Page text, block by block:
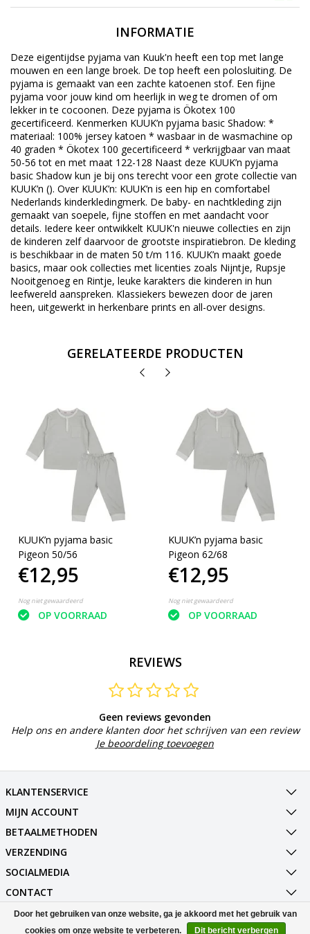
INFORMATIE
Deze eigentijdse pyjama van Kuuk'n heeft een top met lange
mouwen en een lange broek. De top heeft een polosluiting. De
pyjama is gemaakt van een zachte katoenen stof. Een fijne
pyjama voor jouw kind om heerlijk in weg te dromen of om
lekker in te cocoonen. Deze pyjama is Ökotex 100
gecertificeerd. Kenmerken KUUK’n pyjama basic Shadow: *
materiaal: 100% jersey katoen * wasbaar in de wasmachine op
40 graden * Ökotex 100 gecertificeerd * verkrijgbaar van maat
50-56 tot en met maat 122-128 Naast deze KUUK’n pyjama
basic Shadow kun je bij ons terecht voor een grote collectie van
KUUK’n (). Over KUUK’n: KUUK’n is een hip en comfortabel
Nederlands kinderkledingmerk. De baby- en nachtkleding zijn
gemaakt van soepele, fijne stoffen en met aandacht voor
details. Iedere keer ontwikkelt KUUK'n nieuwe collecties en zijn
de kinderen zelf daarvoor de grootste inspiratiebron. De kleding
is beschikbaar in de maten 50 t/m 116. KUUK’n maakt goede
basics, maar ook collecties met licenties zoals Nijntje, Rupsje
Nooitgenoeg en Rintje, leuke karakters die kinderen in hun
leefwereld aanspreken. Klassiekers bewezen door de jaren
heen, uitgewerkt in herkenbare prints en all-over designs.
GERELATEERDE PRODUCTEN
KUUK’n pyjama basic
Pigeon 50/56
€12,95
Nog niet gewaardeerd
OP VOORRAAD
KUUK’n pyjama basic
Pigeon 62/68
€12,95
Nog niet gewaardeerd
OP VOORRAAD
REVIEWS
Geen reviews gevonden
Help ons en andere klanten door het schrijven van een review
Je beoordeling toevoegen
KLANTENSERVICE
MIJN ACCOUNT
BETAALMETHODEN
VERZENDING
SOCIALMEDIA
CONTACT
© Copyright 2026 Best Deals Online BV Powered byLightspeed
Door het gebruiken van onze website, ga je akkoord met het gebruik van
cookies om onze website te verbeteren.
Dit bericht verbergen